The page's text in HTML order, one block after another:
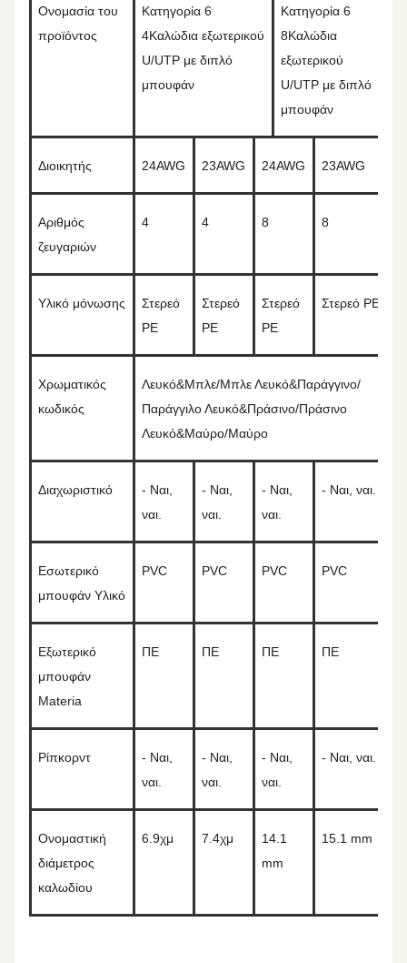
Ονομασία του
προϊόντος
Κατηγορία 6
4Καλώδια εξωτερικού
U/UTP με διπλό
μπουφάν
Κατηγορία 6
8Καλώδια
εξωτερικού
U/UTP με διπλό
μπουφάν
Διοικητής 24AWG 23AWG 24AWG 23AWG
Αριθμός
ζευγαριών
4 4 8 8
Υλικό μόνωσης
Στερεό
PE
Στερεό
PE
Στερεό
PE
Στερεό PE
Χρωματικός
κωδικός
Λευκό&Μπλε/Μπλε Λευκό&Παράγγινο/
Παράγγιλο Λευκό&Πράσινο/Πράσινο
Λευκό&Μαύρο/Μαύρο
Διαχωριστικό
- Ναι,
ναι.
- Ναι,
ναι.
- Ναι,
ναι.
- Ναι, ναι.
Εσωτερικό
μπουφάν Υλικό
PVC PVC PVC PVC
Εξωτερικό
μπουφάν
Materia
ΠΕ ΠΕ ΠΕ ΠΕ
Ρίπκορντ
- Ναι,
ναι.
- Ναι,
ναι.
- Ναι,
ναι.
- Ναι, ναι.
Ονομαστική
διάμετρος
καλωδίου
6.9χμ 7.4χμ
14.1
mm
15.1 mm